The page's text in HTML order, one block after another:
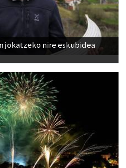
jokatzeko nire eskubidea